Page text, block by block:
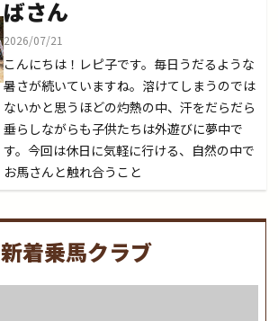
ばさん
2026/07/21
こんにちは！レピ子です。毎日うだるような
暑さが続いていますね。溶けてしまうのでは
ないかと思うほどの灼熱の中、汗をだらだら
垂らしながらも子供たちは外遊びに夢中で
す。今回は休日に気軽に行ける、自然の中で
お馬さんと触れ合うこと
新着乗馬クラブ